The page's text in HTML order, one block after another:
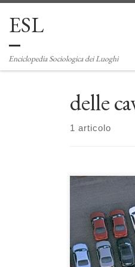
Passa al contenuto
ESL
Enciclopedia Sociologica dei Luoghi
delle
1 articolo
Parcheggi. La
Delle Cave,
parcheggi
sito
sosta si